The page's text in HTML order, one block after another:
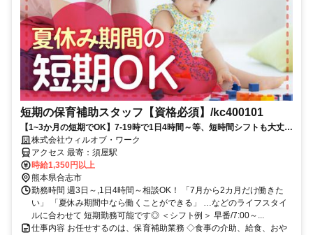
短期の保育補助スタッフ【資格必須】/kc400101
【1~3か月の短期でOK】7-19時で1日4時間～等、短時間シフトも大丈夫
です！【ライフスタイルに合わせて働こう♪】
株式会社ウィルオブ・ワーク
アクセス 最寄：須屋駅
時給1,350円以上
熊本県合志市
勤務時間 週3日～,1日4時間～相談OK！ 「7月から2カ月だけ働きた
い」 「夏休み期間中なら働くことができる」 …などのライフスタイ
ルに合わせて 短期勤務可能です◎ ＜シフト例＞ 早番/7:00～...
仕事内容 お任せするのは、保育補助業務 ◇食事の介助、給食、おや